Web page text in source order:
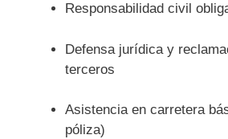
Responsabilidad civil
Defensa jurídica y
terceros
Asistencia en carretera
póliza)